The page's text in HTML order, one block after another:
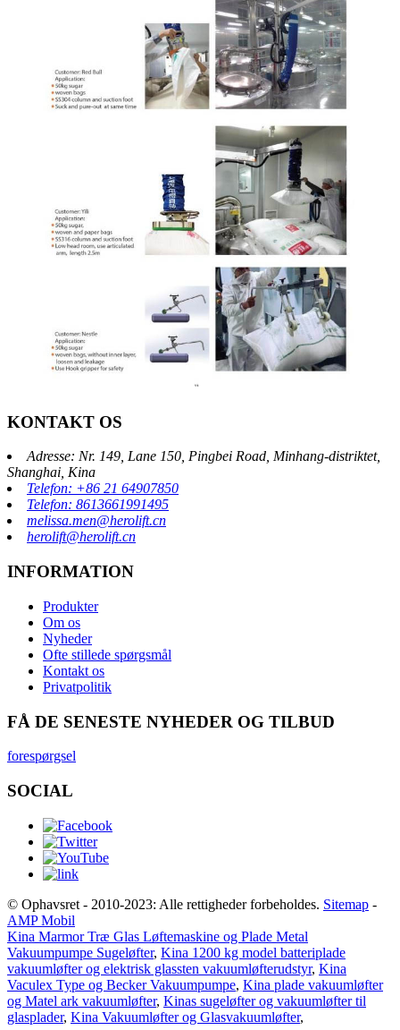
KONTAKT OS
Adresse: Nr. 149, Lane 150, Pingbei Road, Minhang-distriktet,
Shanghai, Kina
Telefon: +86 21 64907850
Telefon: 8613661991495
melissa.men@herolift.cn
herolift@herolift.cn
INFORMATION
Produkter
Om os
Nyheder
Ofte stillede spørgsmål
Kontakt os
Privatpolitik
FÅ DE SENESTE NYHEDER OG TILBUD
forespørgsel
SOCIAL
© Ophavsret - 2010-2023: Alle rettigheder forbeholdes. Sitemap -
AMP Mobil
Kina Marmor Træ Glas Løftemaskine og Plade Metal
Vakuumpumpe Sugeløfter, Kina 1200 kg model batteriplade
vakuumløfter og elektrisk glassten vakuumløfterudstyr, Kina
Vaculex Type og Becker Vakuumpumpe, Kina plade vakuumløfter
og Matel ark vakuumløfter, Kinas sugeløfter og vakuumløfter til
glasplader, Kina Vakuumløfter og Glasvakuumløfter,